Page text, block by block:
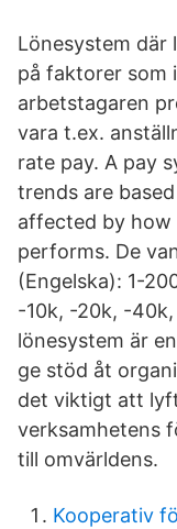
Lönesystem där
på faktorer som
arbetstagaren
vara t.ex.
rate pay. A pay
trends are
affected by how
performs. De
(Engelska): 1-
-10k, -20k, -
lönesystem är
ge stöd åt
det viktigt att
verksamhetens
till omvärldens.
Kooperativ